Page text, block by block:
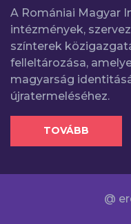
A Romániai Magyar
intézmények,
színterek
felleltározása,
magyarság
újratermeléséhez.
TOVÁBB
@